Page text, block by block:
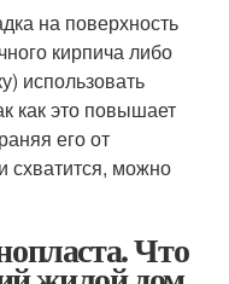
на поверхность
кирпича либо
использовать
как это повышает
его от
схватится, можно
Что